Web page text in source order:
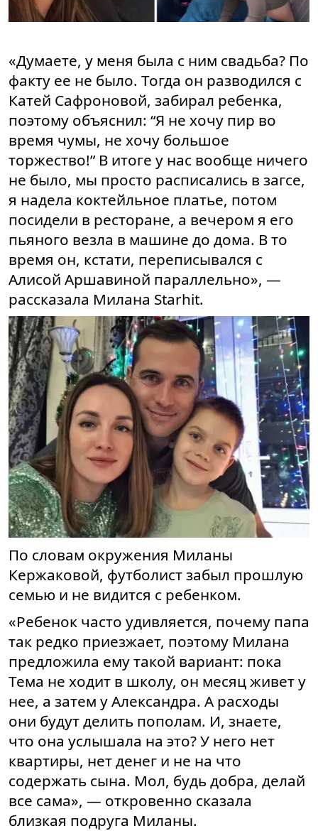
«Думаете, у меня была с ним свадьба? По
факту ее не было. Тогда он разводился с
Катей Сафроновой, забирал ребенка,
поэтому объяснил: “Я не хочу пир во
время чумы, не хочу большое
торжество!” В итоге у нас вообще ничего
не было, мы просто расписались в загсе,
я надела коктейльное платье, потом
посидели в ресторане, а вечером я его
пьяного везла в машине до дома. В то
время он, кстати, переписывался с
Алисой Аршавиной параллельно», —
рассказала Милана Starhit.
По словам окружения Миланы
Кержаковой, футболист забыл прошлую
семью и не видится с ребенком.
«Ребенок часто удивляется, почему папа
так редко приезжает, поэтому Милана
предложила ему такой вариант: пока
Тема не ходит в школу, он месяц живет у
нее, а затем у Александра. А расходы
они будут делить пополам. И, знаете,
что она услышала на это? У него нет
квартиры, нет денег и не на что
содержать сына. Мол, будь добра, делай
все сама», — откровенно сказала
близкая подруга Миланы.